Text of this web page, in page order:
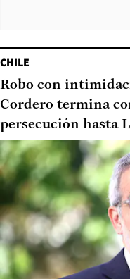
CHILE
Robo con
Cordero termina
persecución hasta